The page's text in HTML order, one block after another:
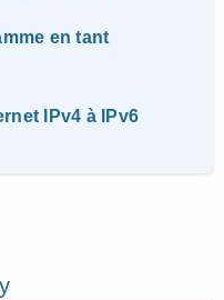
en tant
IPv4 à IPv6